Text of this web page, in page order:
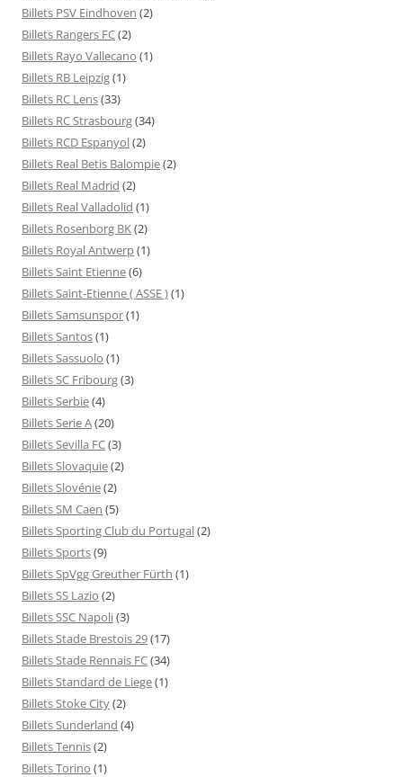
Billets PSV Eindhoven (2)
Billets Rangers FC(2)
Billets Rayo Vallecano (1)
Billets RB Leipzig(1)
Billets RC Lens(33)
Billets RC Strasbourg(34)
Billets RCD Espanyol(2)
Billets Real Betis Balompie(2)
Billets Real Madrid (2)
Billets Real Valladolid (1)
Billets Rosenborg BK(2)
Billets Royal Antwerp(1)
Billets Saint Etienne(6)
Billets Saint-Etienne ( ASSE )(1)
Billets Samsunspor(1)
Billets Santos(1)
Billets Sassuolo (1)
Billets SC Fribourg(3)
Billets Serbie(4)
Billets Serie A(20)
Billets Sevilla FC(3)
Billets Slovaquie(2)
Billets Slovénie(2)
Billets SM Caen (5)
Billets Sporting Club du Portugal(2)
Billets Sports(9)
Billets SpVgg Greuther Fürth (1)
Billets SS Lazio (2)
Billets SSC Napoli(3)
Billets Stade Brestois 29(17)
Billets Stade Rennais FC(34)
Billets Standard de Liege(1)
Billets Stoke City(2)
Billets Sunderland (4)
Billets Tennis(2)
Billets Torino (1)